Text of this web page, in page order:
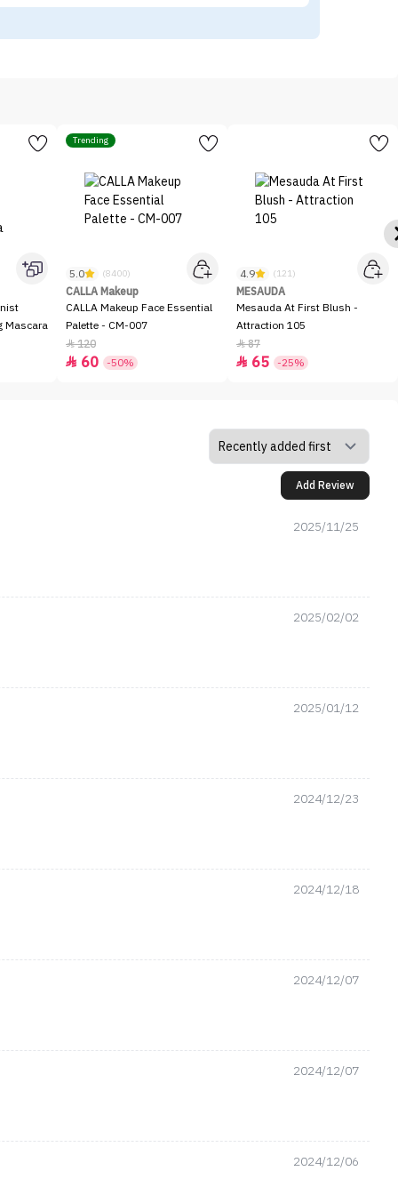
Mascara
Trending
5.0 (8400)
CALLA Makeup
CALLA Makeup Face Essential
Palette - CM-007
120
 60 -50%
4.9 (121)
MESAUDA
Mesauda At First Blush -
Attraction 105
87
 65 -25%
Add Review
2025/11/25
2025/02/02
2025/01/12
2024/12/23
2024/12/18
2024/12/07
2024/12/07
2024/12/06